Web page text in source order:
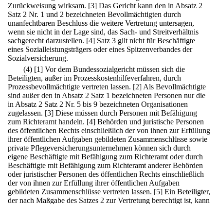
Zurückweisung wirksam. [3] Das Gericht kann den in Absatz 2
Satz 2 Nr. 1 und 2 bezeichneten Bevollmächtigten durch
unanfechtbaren Beschluss die weitere Vertretung untersagen,
wenn sie nicht in der Lage sind, das Sach- und Streitverhältnis
sachgerecht darzustellen. [4] Satz 3 gilt nicht für Beschäftigte
eines Sozialleistungsträgers oder eines Spitzenverbandes der
Sozialversicherung.
(4) [1] Vor dem Bundessozialgericht müssen sich die
Beteiligten, außer im Prozesskostenhilfeverfahren, durch
Prozessbevollmächtigte vertreten lassen. [2] Als Bevollmächtigte
sind außer den in Absatz 2 Satz 1 bezeichneten Personen nur die
in Absatz 2 Satz 2 Nr. 5 bis 9 bezeichneten Organisationen
zugelassen. [3] Diese müssen durch Personen mit Befähigung
zum Richteramt handeln. [4] Behörden und juristische Personen
des öffentlichen Rechts einschließlich der von ihnen zur Erfüllung
ihrer öffentlichen Aufgaben gebildeten Zusammenschlüsse sowie
private Pflegeversicherungsunternehmen können sich durch
eigene Beschäftigte mit Befähigung zum Richteramt oder durch
Beschäftigte mit Befähigung zum Richteramt anderer Behörden
oder juristischer Personen des öffentlichen Rechts einschließlich
der von ihnen zur Erfüllung ihrer öffentlichen Aufgaben
gebildeten Zusammenschlüsse vertreten lassen. [5] Ein Beteiligter,
der nach Maßgabe des Satzes 2 zur Vertretung berechtigt ist, kann